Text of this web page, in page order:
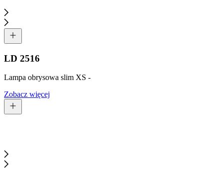
LD 2516
Lampa obrysowa slim XS -
Zobacz więcej